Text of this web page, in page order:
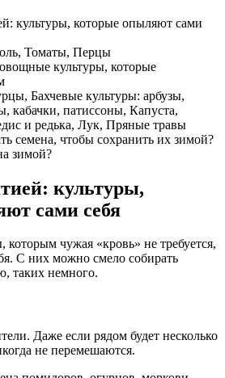
культуры, которые опыляют сами
Томаты, Перцы
культуры, которые
Бахчевые культуры: арбузы,
кабачки, патиссоны, Капуста,
и редька, Лук, Пряные травы
семена, чтобы сохранить их зимой?
зимой?
культуры,
сами себя
чужая «кровь» не требуется,
С них можно смело собирать
таких немного.
Даже если рядом будет несколько
не перемешаются.